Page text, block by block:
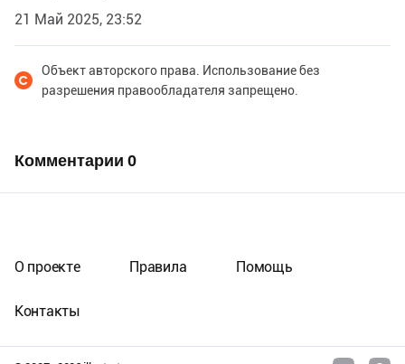
21 Май 2025, 23:52
Объект авторского права. Использование без
разрешения правообладателя запрещено.
Комментарии 0
О проекте Правила Помощь
Контакты